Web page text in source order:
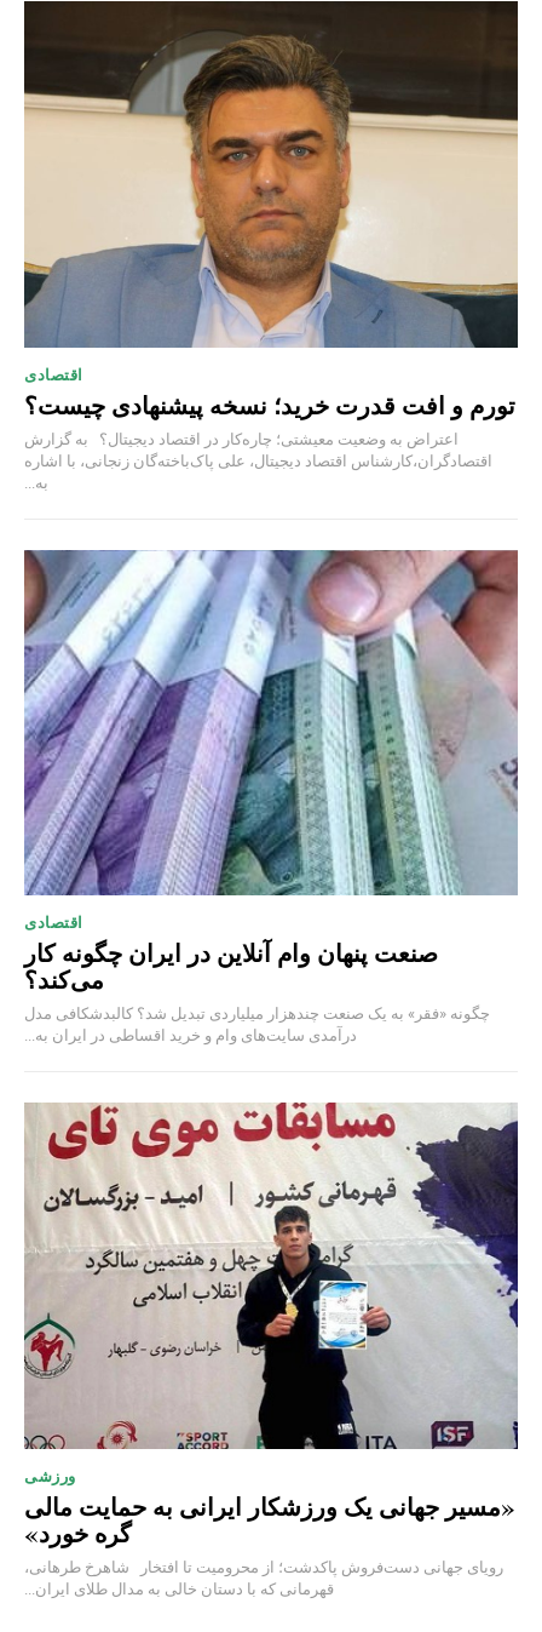
اقتصادی
تورم و افت قدرت خرید؛ نسخه پیشنهادی چیست؟
اعتراض به وضعیت معیشتی؛ چاره‌کار در اقتصاد دیجیتال؟ به گزارش
اقتصادگران،کارشناس اقتصاد دیجیتال، علی پاک‌باخته‌گان زنجانی، با اشاره
به...
اقتصادی
صنعت پنهان وام آنلاین در ایران چگونه کار
می‌کند؟
چگونه «فقر» به یک صنعت چند‌هزار میلیاردی تبدیل شد؟ کالبدشکافی مدل
درآمدی سایت‌های وام و خرید اقساطی در ایران به...
ورزشی
«مسیر جهانی یک ورزشکار ایرانی به حمایت مالی
گره خورد»
رویای جهانی دست‌فروش پاکدشت؛ از محرومیت تا افتخار شاهرخ طرهانی،
قهرمانی که با دستان خالی به مدال طلای ایران...